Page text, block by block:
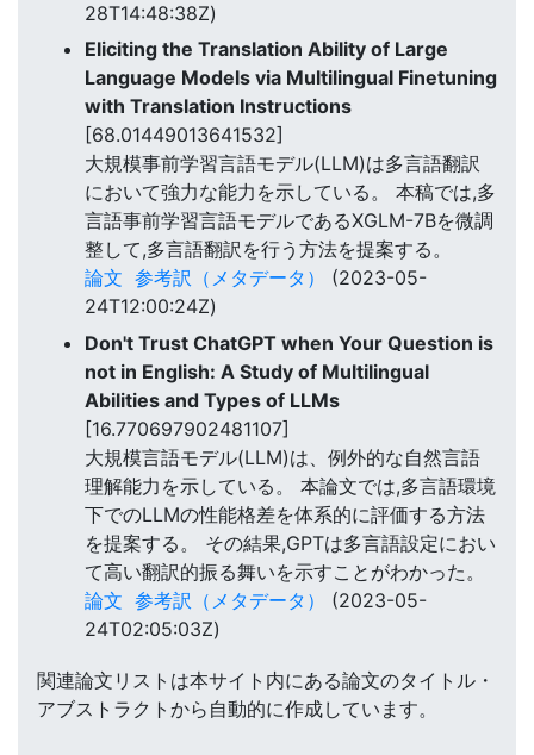
28T14:48:38Z)
Eliciting the Translation Ability of Large
Language Models via Multilingual Finetuning
with Translation Instructions
[68.01449013641532]
大規模事前学習言語モデル(LLM)は多言語翻訳
において強力な能力を示している。 本稿では,多
言語事前学習言語モデルであるXGLM-7Bを微調
整して,多言語翻訳を行う方法を提案する。
論文 参考訳（メタデータ）
(2023-05-
24T12:00:24Z)
Don't Trust ChatGPT when Your Question is
not in English: A Study of Multilingual
Abilities and Types of LLMs
[16.770697902481107]
大規模言語モデル(LLM)は、例外的な自然言語
理解能力を示している。 本論文では,多言語環境
下でのLLMの性能格差を体系的に評価する方法
を提案する。 その結果,GPTは多言語設定におい
て高い翻訳的振る舞いを示すことがわかった。
論文 参考訳（メタデータ）
(2023-05-
24T02:05:03Z)
関連論文リストは本サイト内にある論文のタイトル・
アブストラクトから自動的に作成しています。